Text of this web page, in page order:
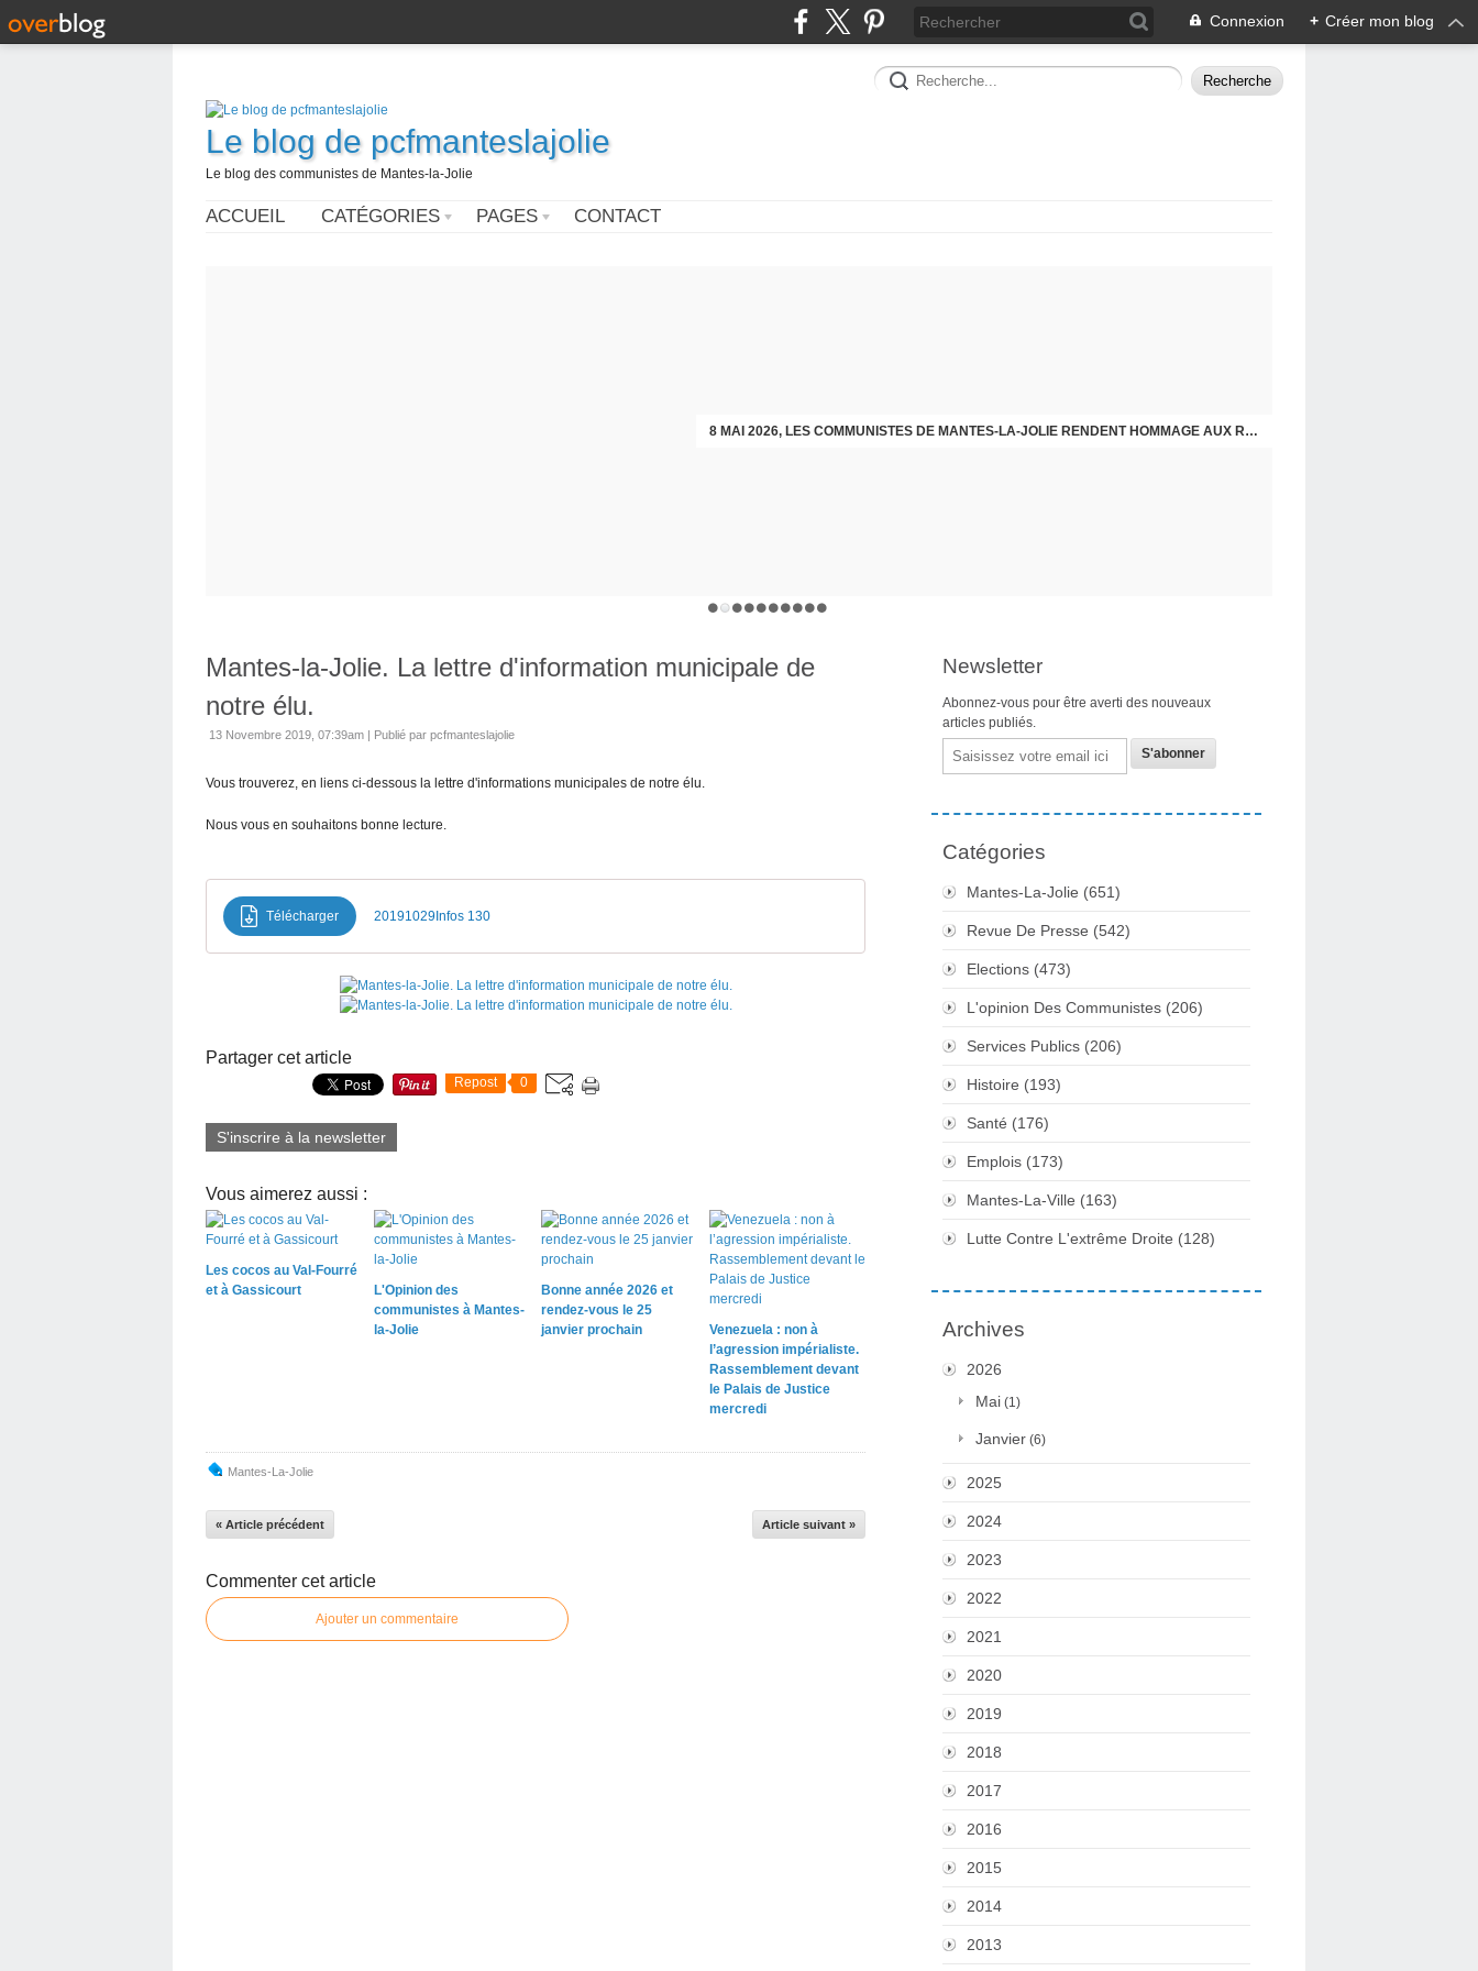
Connexion + Créer mon blog
Le blog de pcfmanteslajolie
Le blog des communistes de Mantes-la-Jolie
ACCUEIL CATÉGORIES PAGES CONTACT
8 MAI 2026, LES COMMUNISTES DE MANTES-LA-JOLIE RENDENT HOMMAGE AUX RÉSISTANTS.
VOEUX DES COMMUNISTES DIMANCHE DERNIER. COMPRENDRE POUR AGIR
Mantes-la-Jolie. La lettre d'information municipale de
notre élu.
13 Novembre 2019, 07:39am | Publié par pcfmanteslajolie
Vous trouverez, en liens ci-dessous la lettre d'informations municipales de notre élu.
Nous vous en souhaitons bonne lecture.
Télécharger 20191029Infos 130
Partager cet article
Repost 0
S'inscrire à la newsletter
Vous aimerez aussi :
Les cocos au Val-Fourré
et à Gassicourt
L'Opinion des
communistes à Mantes-
la-Jolie
Bonne année 2026 et
rendez-vous le 25
janvier prochain
Venezuela : non à
l’agression impérialiste.
Rassemblement devant
le Palais de Justice
mercredi
Mantes-La-Jolie
« Article précédent Article suivant »
Commenter cet article
Ajouter un commentaire
Newsletter
Abonnez-vous pour être averti des nouveaux
articles publiés.
Email
Catégories
Mantes-La-Jolie (651)
Revue De Presse (542)
Elections (473)
L'opinion Des Communistes (206)
Services Publics (206)
Histoire (193)
Santé (176)
Emplois (173)
Mantes-La-Ville (163)
Lutte Contre L'extrême Droite (128)
Archives
2026
Mai (1)
Janvier (6)
2025
2024
2023
2022
2021
2020
2019
2018
2017
2016
2015
2014
2013